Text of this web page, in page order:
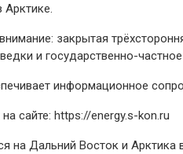
Арктике.
закрытая
и государственно-
информационное
сайте: https://energy.s-kon.ru
на Дальний Восток и